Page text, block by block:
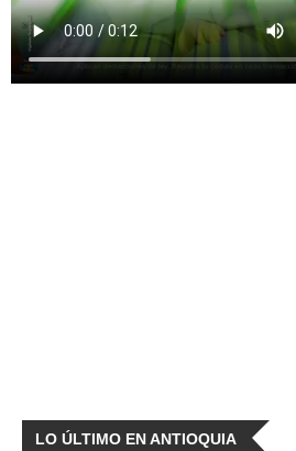
LO ÚLTIMO EN ANTIOQUIA